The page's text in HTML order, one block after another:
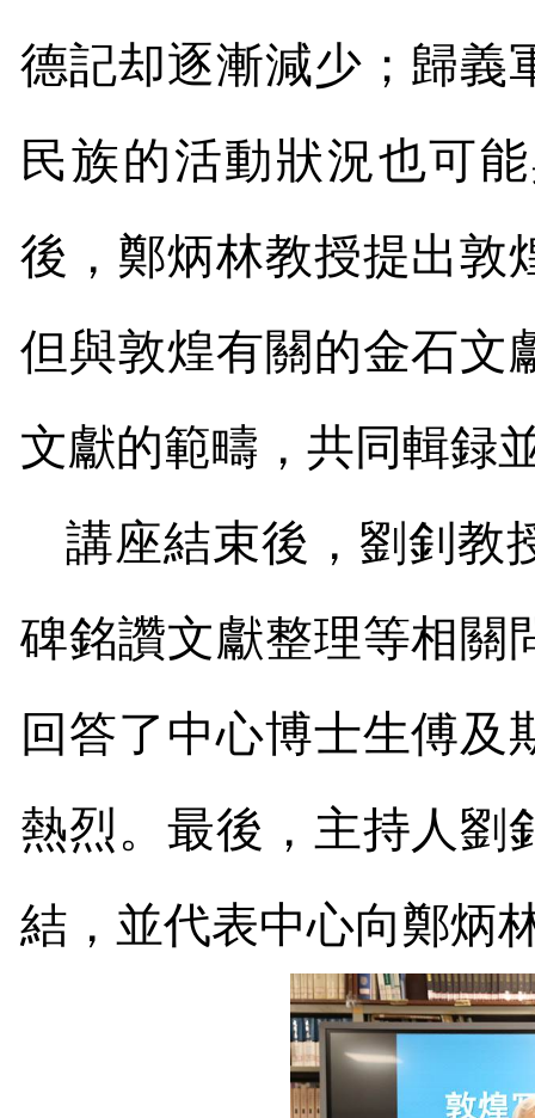
德記却逐漸減少；歸義
民族的活動狀況也可
後，鄭炳林教授提出敦
但與敦煌有關的金石文
文獻的範疇，共同輯録
講座結束後，劉釗教
碑銘讚文獻整理等相關
回答了中心博士生傅及
熱烈。最後，主持人劉
結，並代表中心向鄭炳